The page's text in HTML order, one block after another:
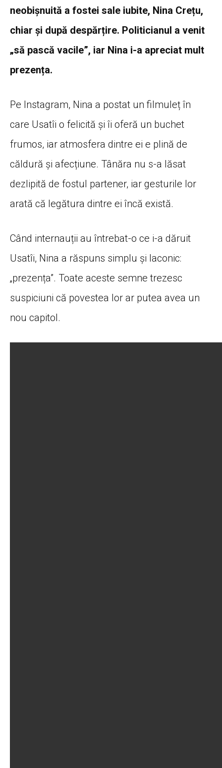
neobișnuită a fostei sale iubite, Nina Crețu,
chiar și după despărțire. Politicianul a venit
„să pască vacile”, iar Nina i-a apreciat mult
prezența.
Pe Instagram, Nina a postat un filmuleț în
care Usatîi o felicită și îi oferă un buchet
frumos, iar atmosfera dintre ei e plină de
căldură și afecțiune. Tânăra nu s-a lăsat
dezlipită de fostul partener, iar gesturile lor
arată că legătura dintre ei încă există.
Când internauții au întrebat-o ce i-a dăruit
Usatîi, Nina a răspuns simplu și laconic:
„prezența”. Toate aceste semne trezesc
suspiciuni că povestea lor ar putea avea un
nou capitol.